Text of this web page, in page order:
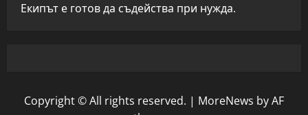
Екипът е готов да съдейства при нужда.
Copyright © All rights reserved. | MoreNews by AF